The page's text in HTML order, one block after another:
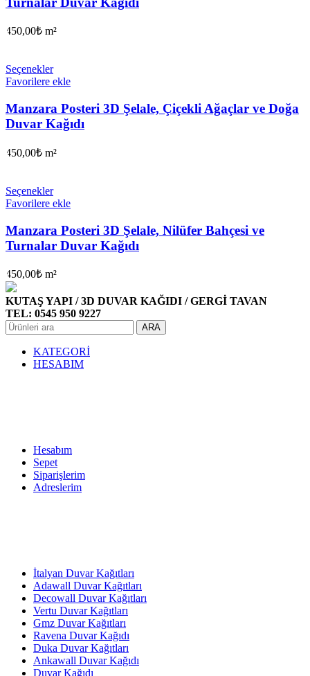
450,00₺ m²
Seçenekler
Favorilere ekle
Manzara Posteri 3D Şelale, Çiçekli Ağaçlar ve Doğa
Duvar Kağıdı
450,00₺ m²
Seçenekler
Favorilere ekle
Manzara Posteri 3D Şelale, Nilüfer Bahçesi ve
Turnalar Duvar Kağıdı
450,00₺ m²
KUTAŞ YAPI / 3D DUVAR KAĞIDI / GERGİ TAVAN
TEL: 0545 950 9227
ARA
KATEGORİ
HESABIM
Hesabım
Sepet
Siparişlerim
Adreslerim
İtalyan Duvar Kağıtları
Adawall Duvar Kağıtları
Decowall Duvar Kağıtları
Vertu Duvar Kağıtları
Gmz Duvar Kağıtları
Ravena Duvar Kağıdı
Duka Duvar Kağıtları
Ankawall Duvar Kağıdı
Duvar Kağıdı